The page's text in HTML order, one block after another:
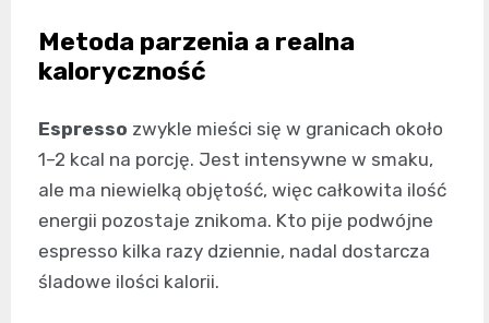
Metoda parzenia a realna
kaloryczność
Espresso zwykle mieści się w granicach około
1–2 kcal na porcję. Jest intensywne w smaku,
ale ma niewielką objętość, więc całkowita ilość
energii pozostaje znikoma. Kto pije podwójne
espresso kilka razy dziennie, nadal dostarcza
śladowe ilości kalorii.